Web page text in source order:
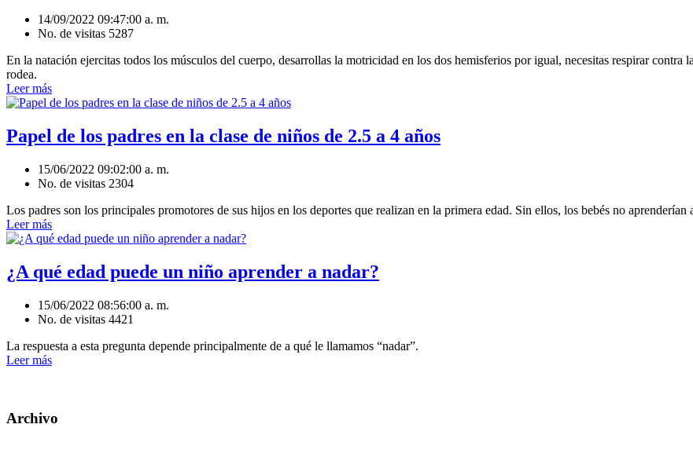
14/09/2022 09:47:00 a. m.
No. de visitas 5287
En la natación ejercitas todos los músculos del cuerpo, desarrollas la motricidad en los dos hemisferios por igual, necesitas respirar contra
rodea.
Leer más
Papel de los padres en la clase de niños de 2.5 a 4 años
15/06/2022 09:02:00 a. m.
No. de visitas 2304
Los padres son los principales promotores de sus hijos en los deportes que realizan en la primera edad. Sin ellos, los bebés no aprenderían
Leer más
¿A qué edad puede un niño aprender a nadar?
15/06/2022 08:56:00 a. m.
No. de visitas 4421
La respuesta a esta pregunta depende principalmente de a qué le llamamos “nadar”.
Leer más
Archivo